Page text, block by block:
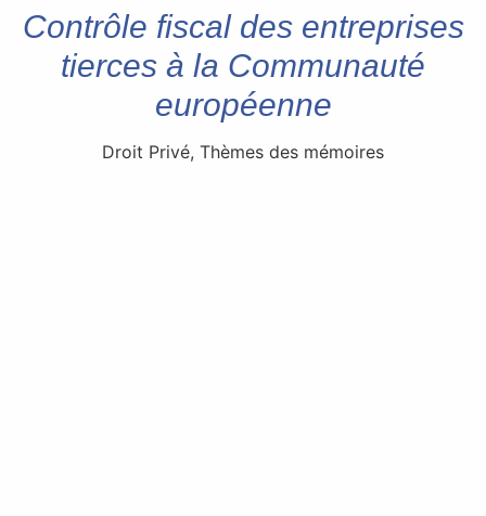
Contrôle fiscal des entreprises
tierces à la Communauté
européenne
Droit Privé, Thèmes des mémoires